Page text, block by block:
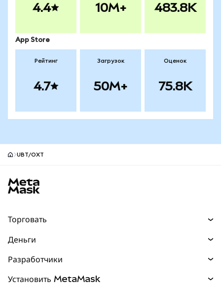
4.4 10M+ 483.8K
App Store
Рейтинг
4.7
Загрузок
50M+
Оценок
75.8K
UBT/OXT
Торговать
Прогнозы
Перпы НОВИНКА
Деньги
Разработчики
Установить MetaMask